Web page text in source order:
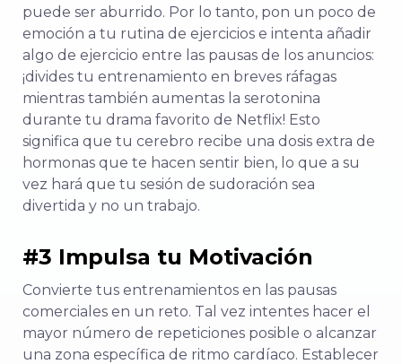
puede ser aburrido. Por lo tanto, pon un poco de
emoción a tu rutina de ejercicios e intenta añadir
algo de ejercicio entre las pausas de los anuncios:
¡divides tu entrenamiento en breves ráfagas
mientras también aumentas la serotonina
durante tu drama favorito de Netflix! Esto
significa que tu cerebro recibe una dosis extra de
hormonas que te hacen sentir bien, lo que a su
vez hará que tu sesión de sudoración sea
divertida y no un trabajo.
#3 Impulsa tu Motivación
Convierte tus entrenamientos en las pausas
comerciales en un reto. Tal vez intentes hacer el
mayor número de repeticiones posible o alcanzar
una zona específica de ritmo cardíaco. Establecer